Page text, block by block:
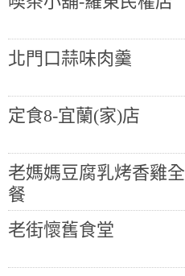
北門口蒜味肉羹
定食8-宜蘭(家)店
老媽媽豆腐乳烤香雞全
餐
老街懷舊食堂